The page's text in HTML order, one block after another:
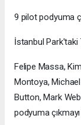
9 pilot podyuma
İstanbul Park'taki
Felipe Massa,
Montoya,
Button, Mark
podyuma çıkmayı